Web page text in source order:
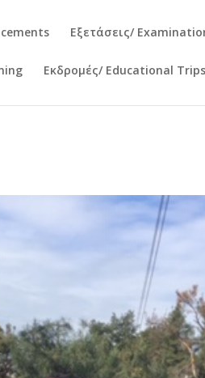
Εξετάσεις/
Εκδρομές/ Educational Trips